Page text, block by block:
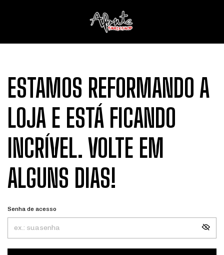
ESTAMOS REFORMANDO A
LOJA E ESTÁ FICANDO
INCRÍVEL. VOLTE EM
ALGUNS DIAS!
Senha de acesso